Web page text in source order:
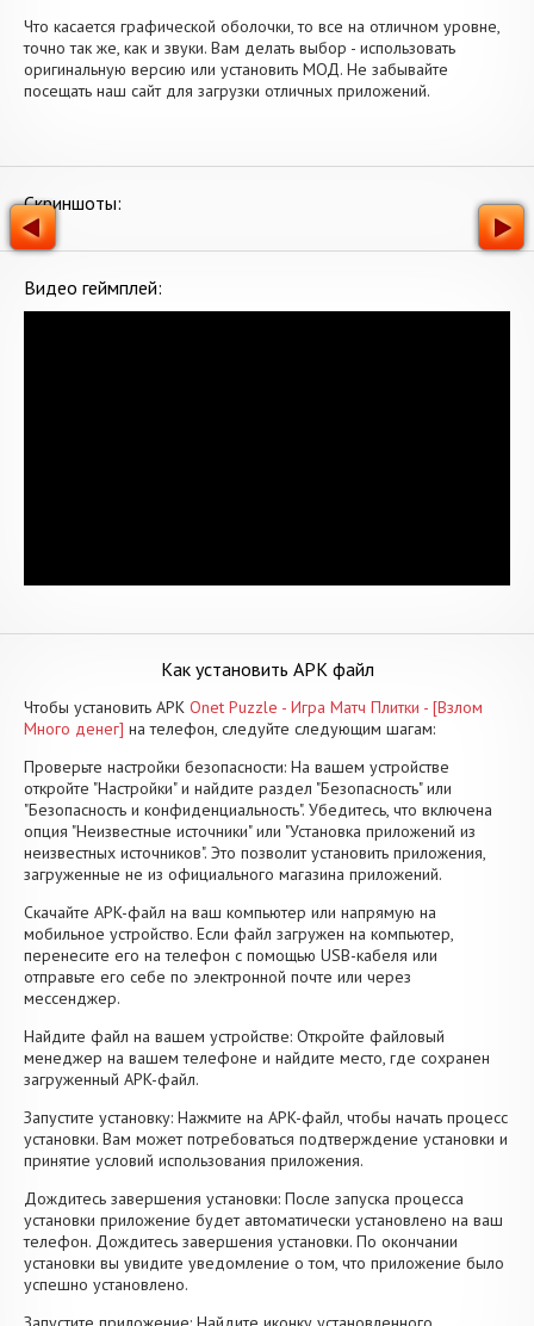
Что касается графической оболочки, то все на отличном уровне,
точно так же, как и звуки. Вам делать выбор - использовать
оригинальную версию или установить МОД. Не забывайте
посещать наш сайт для загрузки отличных приложений.
Скриншоты:
Видео геймплей:
Как установить APK файл
Чтобы установить APK Onet Puzzle - Игра Матч Плитки - [Взлом
Много денег] на телефон, следуйте следующим шагам:
Проверьте настройки безопасности: На вашем устройстве
откройте "Настройки" и найдите раздел "Безопасность" или
"Безопасность и конфиденциальность". Убедитесь, что включена
опция "Неизвестные источники" или "Установка приложений из
неизвестных источников". Это позволит установить приложения,
загруженные не из официального магазина приложений.
Скачайте APK-файл на ваш компьютер или напрямую на
мобильное устройство. Если файл загружен на компьютер,
перенесите его на телефон с помощью USB-кабеля или
отправьте его себе по электронной почте или через
мессенджер.
Найдите файл на вашем устройстве: Откройте файловый
менеджер на вашем телефоне и найдите место, где сохранен
загруженный APK-файл.
Запустите установку: Нажмите на APK-файл, чтобы начать процесс
установки. Вам может потребоваться подтверждение установки и
принятие условий использования приложения.
Дождитесь завершения установки: После запуска процесса
установки приложение будет автоматически установлено на ваш
телефон. Дождитесь завершения установки. По окончании
установки вы увидите уведомление о том, что приложение было
успешно установлено.